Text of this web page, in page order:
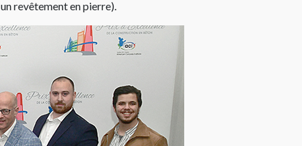
revêtement en pierre).